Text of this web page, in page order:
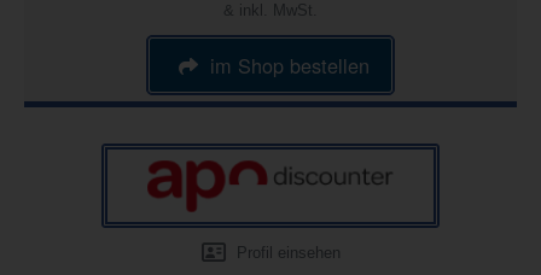
& inkl. MwSt.
im Shop bestellen
Profil einsehen